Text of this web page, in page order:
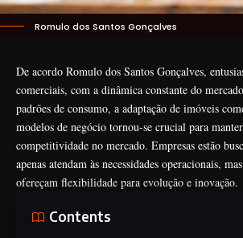
Romulo dos Santos Gonçalves
De acordo Romulo dos Santos Gonçalves,
comerciais, com a dinâmica constante do
padrões de consumo, a adaptação de imóveis
modelos de negócio tornou-se crucial para
competitividade no mercado. Empresas estão
apenas atendam às necessidades operacionais,
ofereçam flexibilidade para evolução e inovação.
Contents